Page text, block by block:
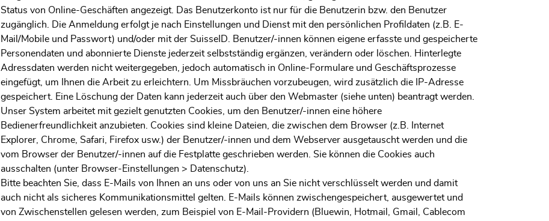
Status von Online-Geschäften angezeigt. Das Benutzerkonto ist nur für die Benutzerin bzw. den Benutzer
zugänglich. Die Anmeldung erfolgt je nach Einstellungen und Dienst mit den persönlichen Profildaten (z.B. E-
Mail/Mobile und Passwort) und/oder mit der SuisseID. Benutzer/-innen können eigene erfasste und gespeicherte
Personendaten und abonnierte Dienste jederzeit selbstständig ergänzen, verändern oder löschen. Hinterlegte
Adressdaten werden nicht weitergegeben, jedoch automatisch in Online-Formulare und Geschäftsprozesse
eingefügt, um Ihnen die Arbeit zu erleichtern. Um Missbräuchen vorzubeugen, wird zusätzlich die IP-Adresse
gespeichert. Eine Löschung der Daten kann jederzeit auch über den Webmaster (siehe unten) beantragt werden.
Unser System arbeitet mit gezielt genutzten Cookies, um den Benutzer/-innen eine höhere
Bedienerfreundlichkeit anzubieten. Cookies sind kleine Dateien, die zwischen dem Browser (z.B. Internet
Explorer, Chrome, Safari, Firefox usw.) der Benutzer/-innen und dem Webserver ausgetauscht werden und die
vom Browser der Benutzer/-innen auf die Festplatte geschrieben werden. Sie können die Cookies auch
ausschalten (unter Browser-Einstellungen > Datenschutz).
Bitte beachten Sie, dass E-Mails von Ihnen an uns oder von uns an Sie nicht verschlüsselt werden und damit
auch nicht als sicheres Kommunikationsmittel gelten. E-Mails können zwischengespeichert, ausgewertet und
von Zwischenstellen gelesen werden, zum Beispiel von E-Mail-Providern (Bluewin, Hotmail, Gmail, Cablecom